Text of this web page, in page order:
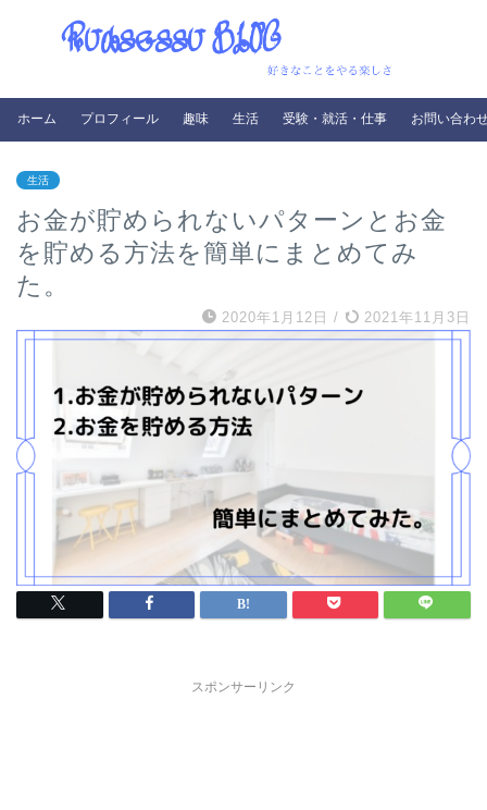
ホーム プロフィール 趣味 生活 受験・就活・仕事 お問い合わ
生活
お金が貯められないパターンとお金
を貯める方法を簡単にまとめてみ
た。
2020年1月12日 / 2021年11月3日
スポンサーリンク